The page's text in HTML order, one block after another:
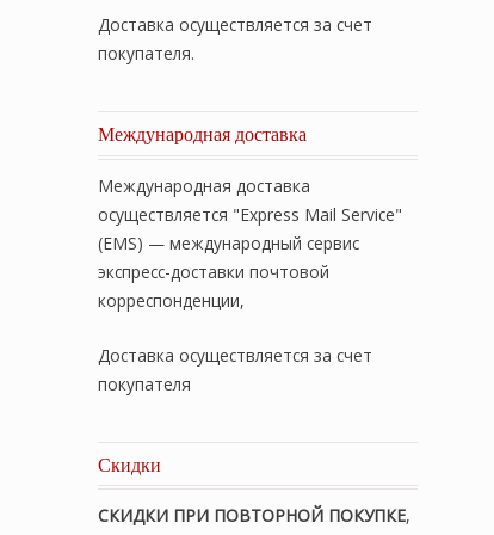
Доставка осуществляется за счет
покупателя.
Международная доставка
Международная доставка
осуществляется "Express Mail Service"
(EMS) — международный сервис
экспресс-доставки почтовой
корреспонденции,
Доставка осуществляется за счет
покупателя
Скидки
СКИДКИ ПРИ ПОВТОРНОЙ ПОКУПКЕ,